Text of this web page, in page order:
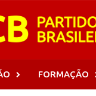
FORMAÇÃO